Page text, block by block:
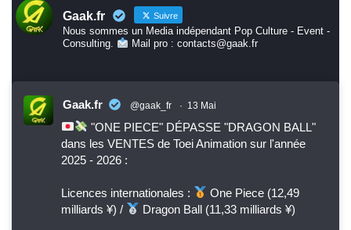
Gaak.fr Suivre
Nous sommes un Media indépendant Pop Culture - Event -
Consulting.
Mail pro : contacts@gaak.fr
Gaak.fr @gaak_fr · 13 Mai
"ONE PIECE" DÉPASSE "DRAGON BALL"
dans les VENTES de Toei Animation sur l'année
2025 - 2026 :
Licences internationales :
One Piece (12,49
milliards ¥) /
Dragon Ball (11,33 milliards ¥)